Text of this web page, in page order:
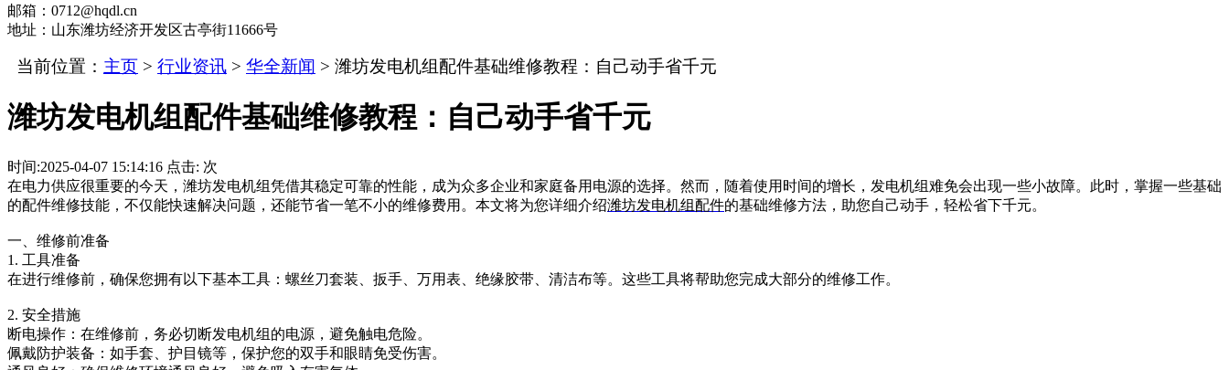
邮箱：0712@hqdl.cn
地址：山东潍坊经济开发区古亭街11666号
当前位置： 主页 > 行业资讯 > 华全新闻 > 潍坊发电机组配件基础维修教程：自己动手省千元
潍坊发电机组配件基础维修教程：自己动手省千元
时间:2025-04-07 15:14:16 点击: 次
在电力供应很重要的今天，潍坊发电机组凭借其稳定可靠的性能，成为众多企业和家庭备用电源的选择。然而，随着使用时间的增长，发电机组难免会出现一些小故障。此时，掌握一些基础
的配件维修技能，不仅能快速解决问题，还能节省一笔不小的维修费用。本文将为您详细介绍潍坊发电机组配件的基础维修方法，助您自己动手，轻松省下千元。
一、维修前准备
1. 工具准备
在进行维修前，确保您拥有以下基本工具：螺丝刀套装、扳手、万用表、绝缘胶带、清洁布等。这些工具将帮助您完成大部分的维修工作。
2. 安全措施
断电操作：在维修前，务必切断发电机组的电源，避免触电危险。
佩戴防护装备：如手套、护目镜等，保护您的双手和眼睛免受伤害。